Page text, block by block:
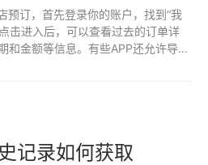
预订，首先登录你的账户，找到“我
击进入后，可以查看过去的订单详
和金额等信息。有些APP还允许导出
记录如何获取